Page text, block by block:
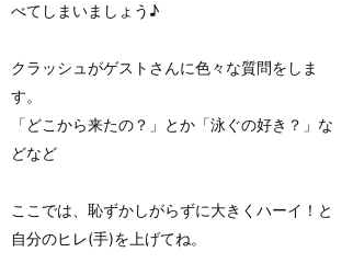
べてしまいましょう♪
クラッシュがゲストさんに色々な質問をしま
す。
「どこから来たの？」とか「泳ぐの好き？」な
どなど
ここでは、恥ずかしがらずに大きくハーイ！と
自分のヒレ(手)を上げてね。